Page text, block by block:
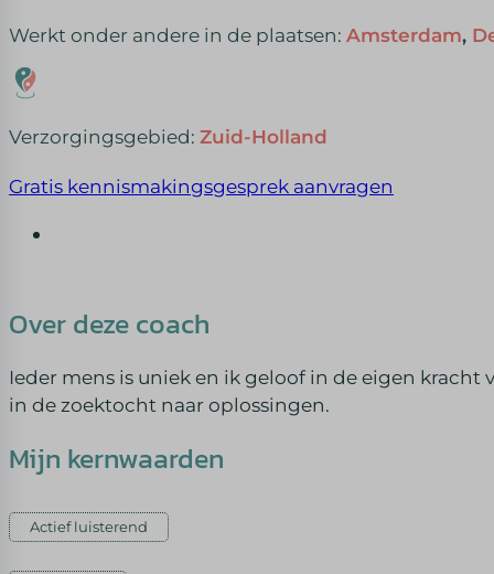
Werkt onder andere in de plaatsen: Amsterdam,
Verzorgingsgebied: Zuid-Holland
Gratis kennismakingsgesprek aanvragen
Over deze coach
Ieder mens is uniek en ik geloof in de eigen kracht
in de zoektocht naar oplossingen.
Mijn kernwaarden
Actief luisterend